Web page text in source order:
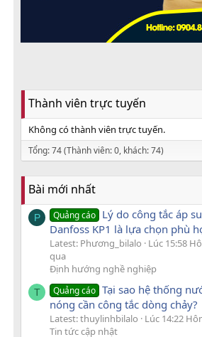
Thành viên trực tuyến
Không có thành viên trực tuyến.
Tổng: 74 (Thành viên: 0, khách: 74)
Bài mới nhất
P Quảng cáo Lý do công tắc áp
Danfoss KP1 là lựa chọn phù
Latest: Phương_bilalo
Lúc 15:58
qua
Định hướng nghề nghiệp
T Quảng cáo Tại sao hệ thống
nóng cần công tắc dòng chảy?
Latest: thuylinhbilalo
Lúc 14:22
Tin tức cập nhật